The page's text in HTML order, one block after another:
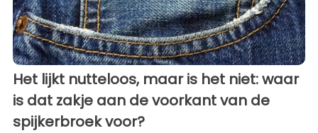
Het lijkt nutteloos, maar is het niet: waar
is dat zakje aan de voorkant van de
spijkerbroek voor?